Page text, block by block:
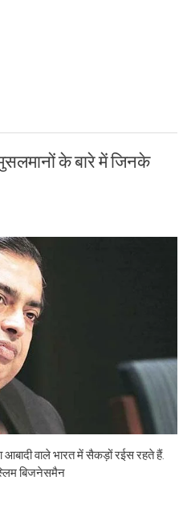
के बारे में जिनके
आबादी वाले भारत में सैकड़ों रईस रहते हैं.
बिजनेसमैन